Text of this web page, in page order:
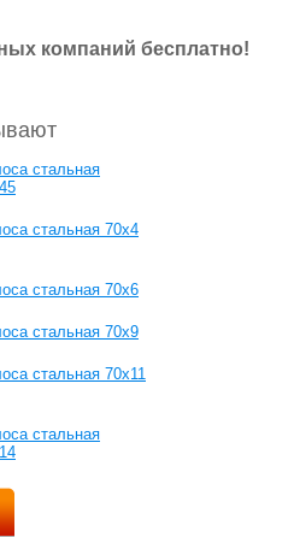
компаний бесплатно!
стальная
стальная 70x4
стальная 70x6
стальная 70x9
стальная 70x11
стальная